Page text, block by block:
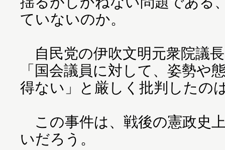
ていないのか。
自民党の伊吹文明元衆院議
「国会議員に対して、姿勢や
得ない」と厳しく批判したの
この事件は、戦後の憲政史
いだろう。